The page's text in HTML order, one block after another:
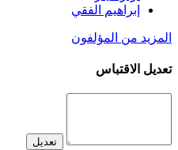
إبراهيم الفقي
المزيد من المؤلفون
تعديل الاقتباس
تعديل